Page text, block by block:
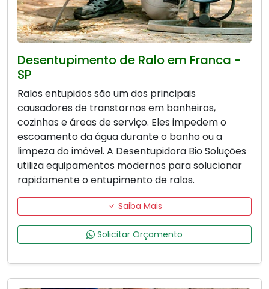
Desentupimento de Ralo em Franca -
SP
Ralos entupidos são um dos principais
causadores de transtornos em banheiros,
cozinhas e áreas de serviço. Eles impedem o
escoamento da água durante o banho ou a
limpeza do imóvel. A Desentupidora Bio Soluções
utiliza equipamentos modernos para solucionar
rapidamente o entupimento de ralos.
Saiba Mais
Solicitar Orçamento